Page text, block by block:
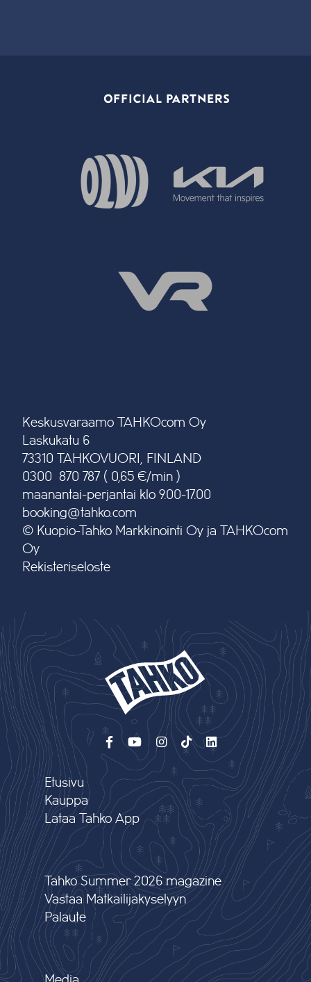
OFFICIAL PARTNERS
Keskusvaraamo TAHKOcom Oy
Laskukatu 6
73310 TAHKOVUORI, FINLAND
0300 870 787 ( 0,65 €/min )
maanantai-perjantai klo 9.00-17.00
booking@tahko.com
© Kuopio-Tahko Markkinointi Oy ja TAHKOcom
Oy
Rekisteriseloste
Etusivu
Kauppa
Lataa Tahko App
Tahko Summer 2026 magazine
Vastaa Matkailijakyselyyn
Palaute